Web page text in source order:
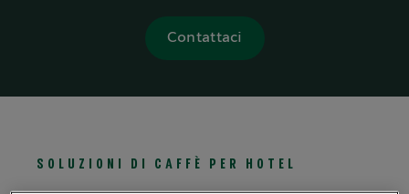
Contattaci
SOLUZIONI DI CAFFÈ PER HOTEL